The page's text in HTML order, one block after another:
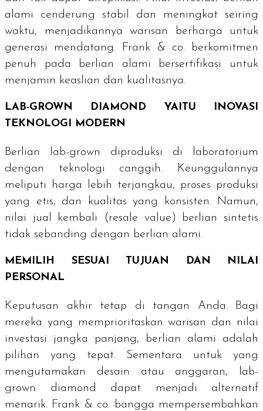
alami cenderung stabil dan meningkat seiring
waktu, menjadikannya warisan berharga untuk
generasi mendatang. Frank & co. berkomitmen
penuh pada berlian alami bersertifikasi untuk
menjamin keaslian dan kualitasnya.
LAB-GROWN DIAMOND YAITU INOVASI
TEKNOLOGI MODERN
Berlian lab-grown diproduksi di laboratorium
dengan teknologi canggih. Keunggulannya
meliputi harga lebih terjangkau, proses produksi
yang etis, dan kualitas yang konsisten. Namun,
nilai jual kembali ( resale value ) berlian sintetis
tidak sebanding dengan berlian alami.
MEMILIH SESUAI TUJUAN DAN NILAI
PERSONAL
Keputusan akhir tetap di tangan Anda. Bagi
mereka yang memprioritaskan warisan dan nilai
investasi jangka panjang, berlian alami adalah
pilihan yang tepat. Sementara untuk yang
mengutamakan desain atau anggaran,
lab-
grown diamond
dapat menjadi alternatif
menarik. Frank & co. bangga mempersembahkan